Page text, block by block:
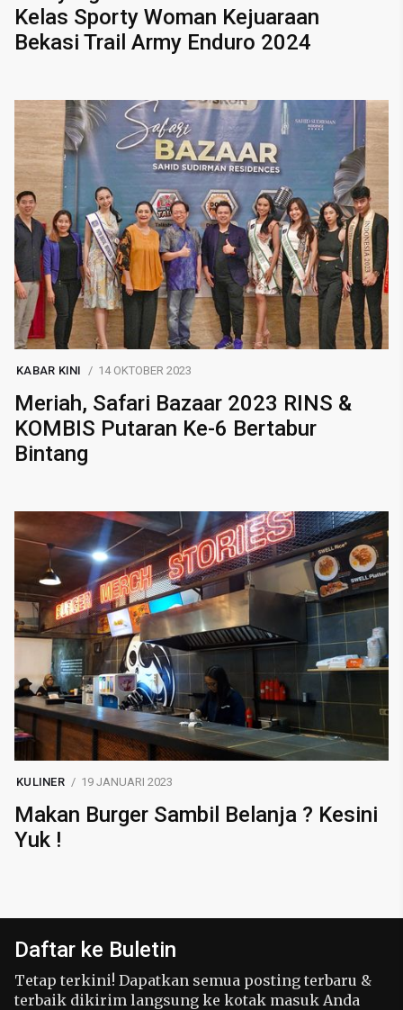
Kelas Sporty Woman Kejuaraan
Bekasi Trail Army Enduro 2024
KABAR KINI 14 OKTOBER 2023
Meriah, Safari Bazaar 2023 RINS &
KOMBIS Putaran Ke-6 Bertabur
Bintang
KULINER 19 JANUARI 2023
Makan Burger Sambil Belanja ? Kesini
Yuk !
Daftar ke Buletin
Tetap terkini! Dapatkan semua posting terbaru &
terbaik dikirim langsung ke kotak masuk Anda